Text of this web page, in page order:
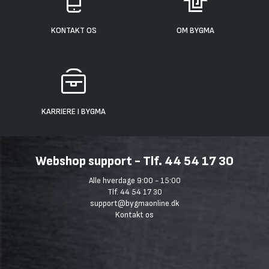
KONTAKT OS OM BYGMA
KARRIERE I BYGMA
Webshop support - Tlf. 44 54 17 30
Alle hverdage 9:00 - 15:00
Tlf. 44 54 17 30
support@bygmaonline.dk
Kontakt os